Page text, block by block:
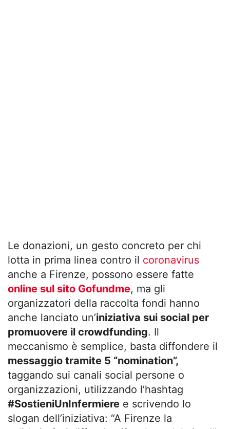
Le donazioni, un gesto concreto per chi
lotta in prima linea contro il coronavirus
anche a Firenze, possono essere fatte
online sul sito Gofundme, ma gli
organizzatori della raccolta fondi hanno
anche lanciato un’iniziativa sui social per
promuovere il crowdfunding. Il
meccanismo è semplice, basta diffondere il
messaggio tramite 5 “nomination”,
taggando sui canali social persone o
organizzazioni, utilizzando l’hashtag
#SostieniUnInfermiere e scrivendo lo
slogan dell’iniziativa: “A Firenze la